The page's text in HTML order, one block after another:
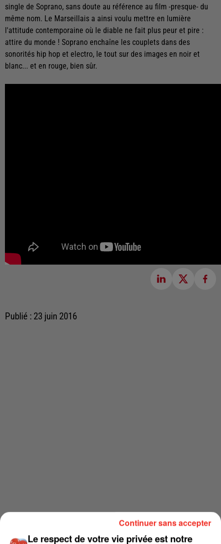
single de Soprano, sans doute au référence au film -presque- du
même nom. Le Marseillais a ainsi voulu mettre en lumière
l'attitude contemporaine où le diable ne fait plus peur et pire :
attire du monde ! Soprano enchaîne les couplets dans des
sonorités hip hop et electro, le tout sur des images en noir et
blanc... et en rouge, bien sûr.
Publié : 23 juin 2016
Le respect de votre vie privée est notre
Continuer sans accepter